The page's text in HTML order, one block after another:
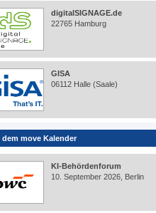
digitalSIGNAGE.de
22765 Hamburg
GISA
06112 Halle (Saale)
dem move Kalender
KI-Behördenforum
10. September 2026, Berlin